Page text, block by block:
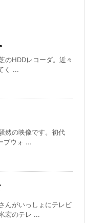
のHDDレコーダ。近々
く ...
然の映像です。初代
ブウォ ...
んがいっしょにテレビ
宏のテレ ...